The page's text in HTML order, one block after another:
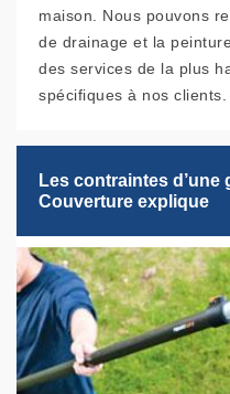
maison. Nous pouvons
de drainage et la
des services de la plus
spécifiques à nos clients.
Les contraintes d’une
Couverture explique